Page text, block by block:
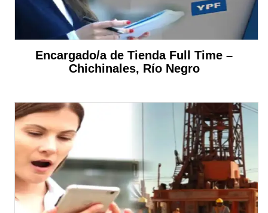
Encargado/a de Tienda Full Time –
Chichinales, Río Negro